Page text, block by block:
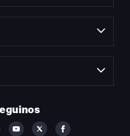
FOLLOWFOLLOWFOLLOW